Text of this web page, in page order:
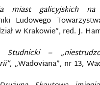
miast galicyjskich na
Ludowego
w Krakowie”, red. J.
–
, „Wadoviana”, nr 13,